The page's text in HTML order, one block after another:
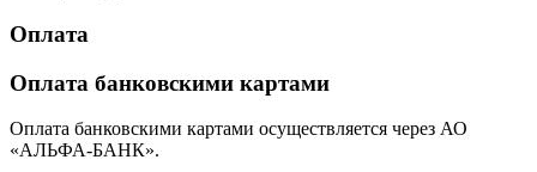
Оплата
Оплата банковскими картами
Оплата банковскими картами осуществляется через АО
«АЛЬФА-БАНК».